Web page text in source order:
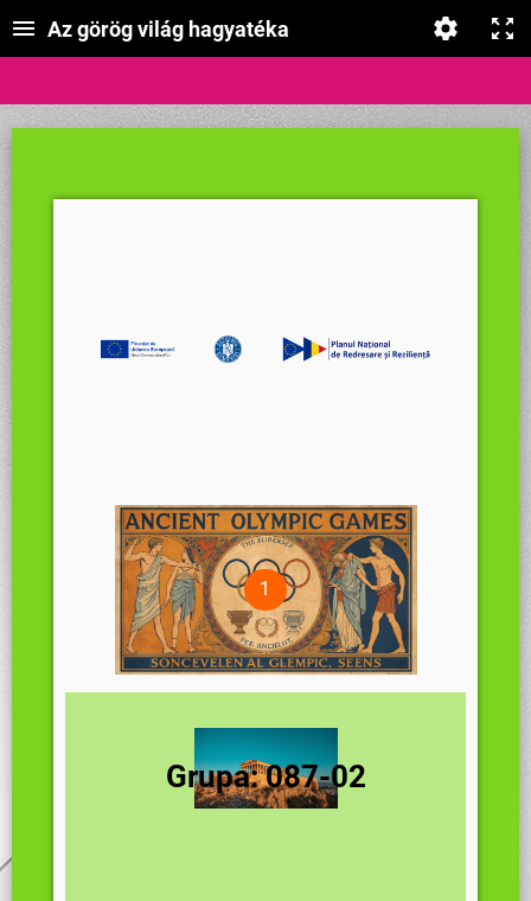
Az görög világ hagyatéka
Grupa: 087-02